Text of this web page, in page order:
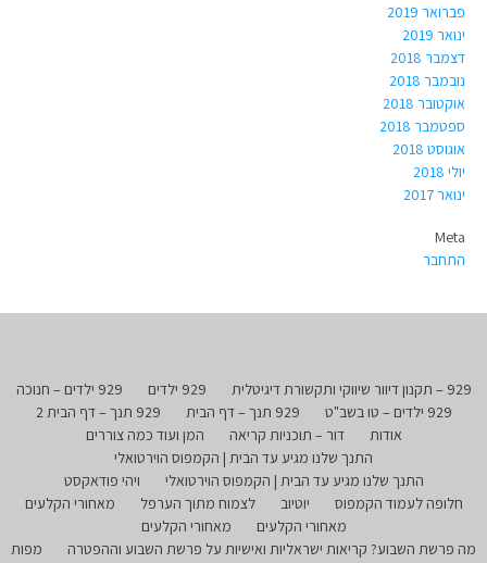
פברואר 2019
ינואר 2019
דצמבר 2018
נובמבר 2018
אוקטובר 2018
ספטמבר 2018
אוגוסט 2018
יולי 2018
ינואר 2017
Meta
התחבר
929 – תקנון דיוור שיווקי ותקשורת דיגיטלית 929 ילדים
929 ילדים – חנוכה
929 ילדים – טו בשב"ט
929 תנך – דף הבית
929 תנך – דף הבית 2
אודות
דור – תוכניות קריאה
המן ועוד כמה צוררים
התנך שלנו מגיע עד הבית | הקמפוס הוירטואלי
התנך שלנו מגיע עד הבית | הקמפוס הוירטואלי
ויהי פודאקסט
חלופה לעמוד הקמפוס
יוטיוב לצמוח מתוך הערפל
מאחורי הקלעים
מאחורי הקלעים
מאחורי הקלעים
מה פרשת השבוע? קריאות ישראליות ואישיות על פרשת השבוע וההפטרה
מפות